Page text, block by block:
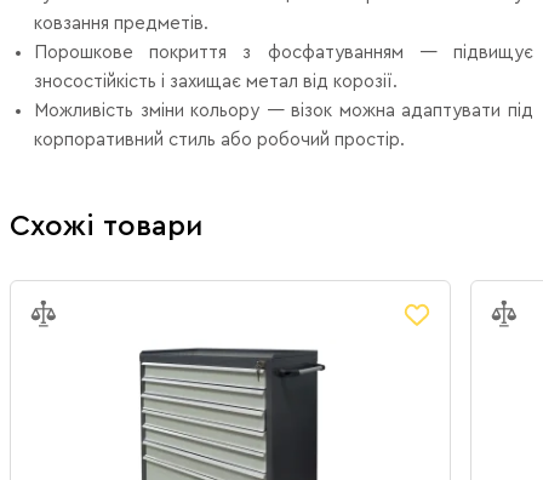
ковзання предметів.
Порошкове покриття з фосфатуванням — підвищує
зносостійкість і захищає метал від корозії.
Можливість зміни кольору — візок можна адаптувати під
корпоративний стиль або робочий простір.
Схожі товари